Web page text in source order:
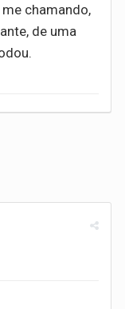
chamando,
de uma